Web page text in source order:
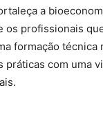
a
os profissionais
formação técnica
práticas com uma